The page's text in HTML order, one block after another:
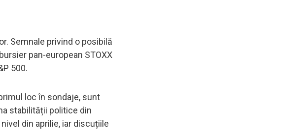
Semnale privind o posibilă
pan-european STOXX
500.
loc în sondaje, sunt
stabilității politice din
din aprilie, iar discuțiile